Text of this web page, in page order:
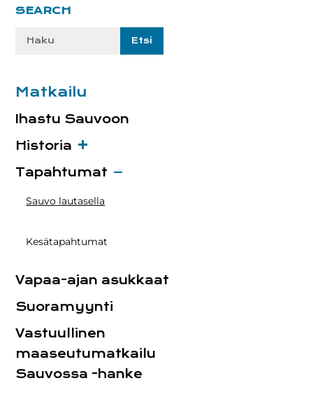
Ensisijainen
SEARCH
Etsi
Matkailu
Ihastu Sauvoon
Historia
Tapahtumat
Sauvo lautasella
Kesätapahtumat
Vapaa-ajan asukkaat
Suoramyynti
Vastuullinen
maaseutumatkailu
Sauvossa -hanke